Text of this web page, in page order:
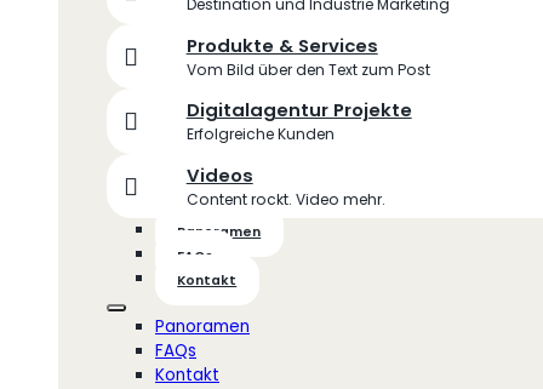
Destination und Industrie Marketing
Produkte & Services
Vom Bild über den Text zum Post
Digitalagentur Projekte
Erfolgreiche Kunden
Videos
Content rockt. Video mehr.
Panoramen
FAQs
Kontakt
Panoramen
FAQs
Kontakt